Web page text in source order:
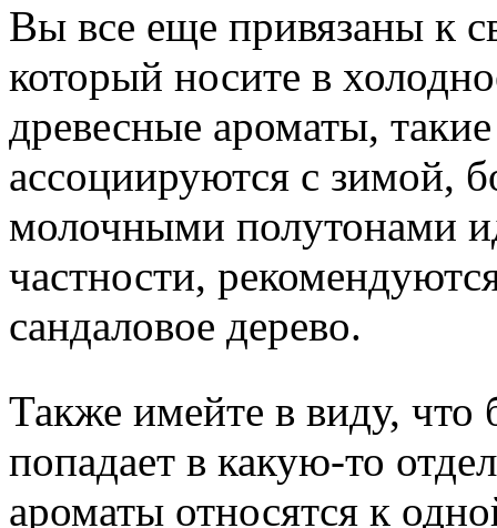
Вы все еще привязаны к
который носите в
древесные ароматы,
ассоциируются с зимой,
молочными полутонами
частности,
сандаловое дерево.
Также имейте в виду,
попадает в какую-то
ароматы относятся к